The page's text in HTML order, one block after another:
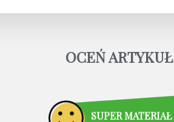
OCEŃ ARTYKUŁ
SUPER MATERIAŁ